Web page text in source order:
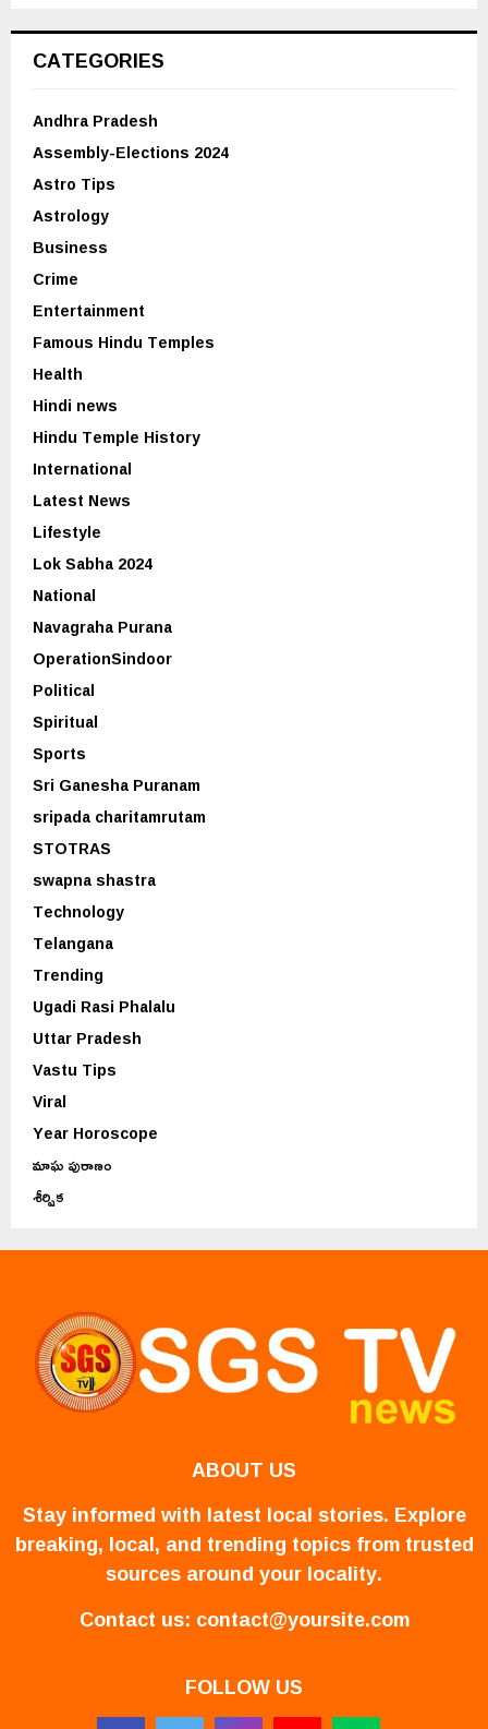
CATEGORIES
Andhra Pradesh
Assembly-Elections 2024
Astro Tips
Astrology
Business
Crime
Entertainment
Famous Hindu Temples
Health
Hindi news
Hindu Temple History
International
Latest News
Lifestyle
Lok Sabha 2024
National
Navagraha Purana
OperationSindoor
Political
Spiritual
Sports
Sri Ganesha Puranam
sripada charitamrutam
STOTRAS
swapna shastra
Technology
Telangana
Trending
Ugadi Rasi Phalalu
Uttar Pradesh
Vastu Tips
Viral
Year Horoscope
మాఘ పురాణం
శీర్షిక
ABOUT US
Stay informed with latest local stories. Explore
breaking, local, and trending topics from trusted
sources around your locality.
Contact us: contact@yoursite.com
FOLLOW US